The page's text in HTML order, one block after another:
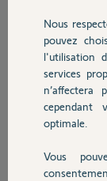
Chauffage
Autres
Devis
Fabrice
il y a
bonjour,
Non, tête en bas
Nous
pouvez
l'utilisation
services
cependant
optimale.
Vous